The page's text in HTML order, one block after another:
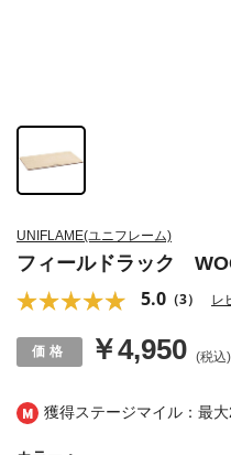
獲得ステージマイル：最大
UNIFLAME(ユニフレーム)
フィールドラック
5.0 （3） レ
￥4,950 (税込)